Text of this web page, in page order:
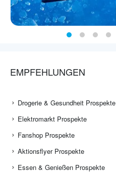
EMPFEHLUNGEN
Drogerie & Gesundheit Prospekte
Elektromarkt Prospekte
Fanshop Prospekte
Aktionsflyer Prospekte
Essen & Genießen Prospekte